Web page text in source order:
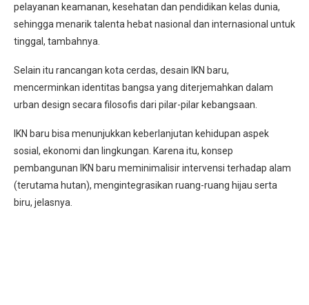
pelayanan keamanan, kesehatan dan pendidikan kelas dunia,
sehingga menarik talenta hebat nasional dan internasional untuk
tinggal, tambahnya.
Selain itu rancangan kota cerdas, desain IKN baru,
mencerminkan identitas bangsa yang diterjemahkan dalam
urban design secara filosofis dari pilar-pilar kebangsaan.
IKN baru bisa menunjukkan keberlanjutan kehidupan aspek
sosial, ekonomi dan lingkungan. Karena itu, konsep
pembangunan IKN baru meminimalisir intervensi terhadap alam
(terutama hutan), mengintegrasikan ruang-ruang hijau serta
biru, jelasnya.